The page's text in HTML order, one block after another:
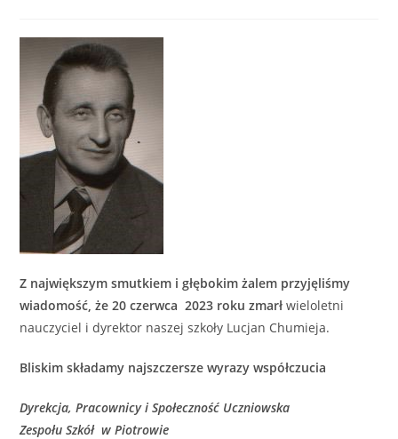
Z największym smutkiem i głębokim żalem przyjęliśmy
wiadomość, że 20 czerwca 2023 roku zmarłwieloletni
nauczyciel i dyrektor naszej szkoły Lucjan Chumieja.
Bliskim składamy najszczersze wyrazy współczucia
Dyrekcja, Pracownicy i Społeczność Uczniowska
Zespołu Szkół w Piotrowie